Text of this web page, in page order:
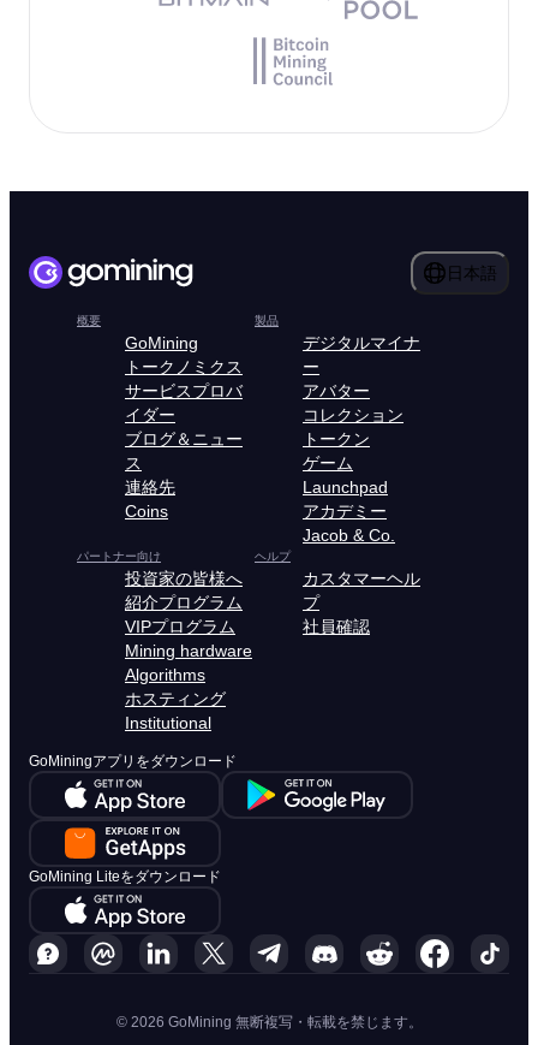
日本語
概要
GoMining
トークノミクス
サービスプロバ
イダー
ブログ＆ニュー
ス
連絡先
Coins
製品
デジタルマイナ
ー
アバター
コレクション
トークン
ゲーム
Launchpad
アカデミー
Jacob & Co.
パートナー向け
投資家の皆様へ
紹介プログラム
VIPプログラム
Mining hardware
Algorithms
ホスティング
Institutional
ヘルプ
カスタマーヘル
プ
社員確認
GoMiningアプリをダウンロード
GoMining Liteをダウンロード
© 2026 GoMining 無断複写・転載を禁じます。